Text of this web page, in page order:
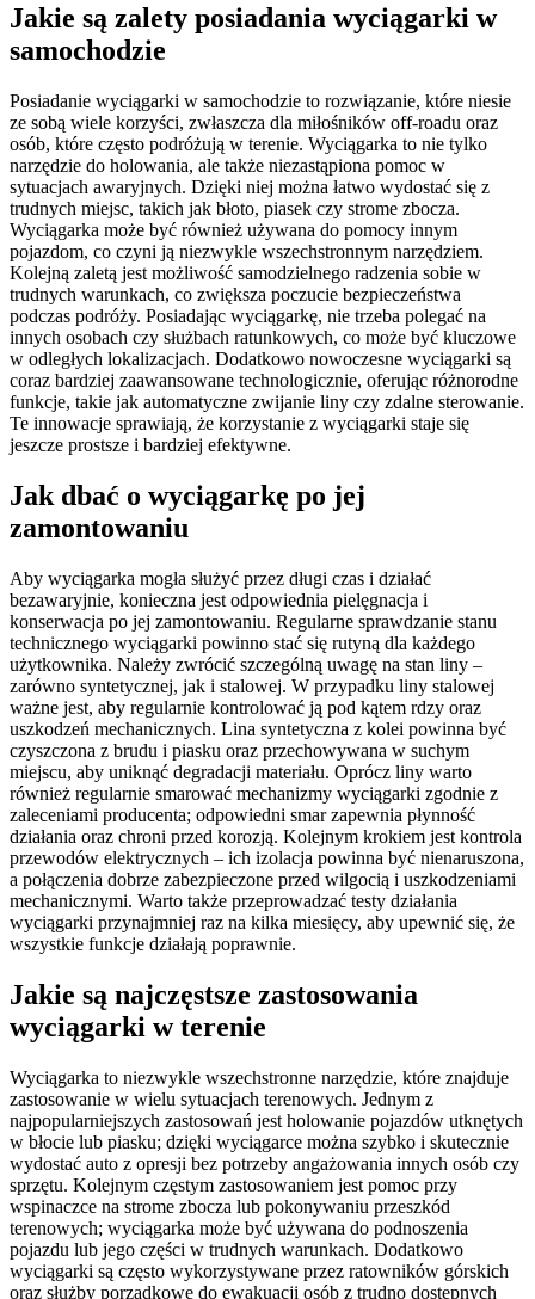
Jakie są zalety posiadania wyciągarki w
samochodzie
Posiadanie wyciągarki w samochodzie to rozwiązanie, które niesie
ze sobą wiele korzyści, zwłaszcza dla miłośników off-roadu oraz
osób, które często podróżują w terenie. Wyciągarka to nie tylko
narzędzie do holowania, ale także niezastąpiona pomoc w
sytuacjach awaryjnych. Dzięki niej można łatwo wydostać się z
trudnych miejsc, takich jak błoto, piasek czy strome zbocza.
Wyciągarka może być również używana do pomocy innym
pojazdom, co czyni ją niezwykle wszechstronnym narzędziem.
Kolejną zaletą jest możliwość samodzielnego radzenia sobie w
trudnych warunkach, co zwiększa poczucie bezpieczeństwa
podczas podróży. Posiadając wyciągarkę, nie trzeba polegać na
innych osobach czy służbach ratunkowych, co może być kluczowe
w odległych lokalizacjach. Dodatkowo nowoczesne wyciągarki są
coraz bardziej zaawansowane technologicznie, oferując różnorodne
funkcje, takie jak automatyczne zwijanie liny czy zdalne sterowanie.
Te innowacje sprawiają, że korzystanie z wyciągarki staje się
jeszcze prostsze i bardziej efektywne.
Jak dbać o wyciągarkę po jej
zamontowaniu
Aby wyciągarka mogła służyć przez długi czas i działać
bezawaryjnie, konieczna jest odpowiednia pielęgnacja i
konserwacja po jej zamontowaniu. Regularne sprawdzanie stanu
technicznego wyciągarki powinno stać się rutyną dla każdego
użytkownika. Należy zwrócić szczególną uwagę na stan liny –
zarówno syntetycznej, jak i stalowej. W przypadku liny stalowej
ważne jest, aby regularnie kontrolować ją pod kątem rdzy oraz
uszkodzeń mechanicznych. Lina syntetyczna z kolei powinna być
czyszczona z brudu i piasku oraz przechowywana w suchym
miejscu, aby uniknąć degradacji materiału. Oprócz liny warto
również regularnie smarować mechanizmy wyciągarki zgodnie z
zaleceniami producenta; odpowiedni smar zapewnia płynność
działania oraz chroni przed korozją. Kolejnym krokiem jest kontrola
przewodów elektrycznych – ich izolacja powinna być nienaruszona,
a połączenia dobrze zabezpieczone przed wilgocią i uszkodzeniami
mechanicznymi. Warto także przeprowadzać testy działania
wyciągarki przynajmniej raz na kilka miesięcy, aby upewnić się, że
wszystkie funkcje działają poprawnie.
Jakie są najczęstsze zastosowania
wyciągarki w terenie
Wyciągarka to niezwykle wszechstronne narzędzie, które znajduje
zastosowanie w wielu sytuacjach terenowych. Jednym z
najpopularniejszych zastosowań jest holowanie pojazdów utknętych
w błocie lub piasku; dzięki wyciągarce można szybko i skutecznie
wydostać auto z opresji bez potrzeby angażowania innych osób czy
sprzętu. Kolejnym częstym zastosowaniem jest pomoc przy
wspinaczce na strome zbocza lub pokonywaniu przeszkód
terenowych; wyciągarka może być używana do podnoszenia
pojazdu lub jego części w trudnych warunkach. Dodatkowo
wyciągarki są często wykorzystywane przez ratowników górskich
oraz służby porządkowe do ewakuacji osób z trudno dostępnych